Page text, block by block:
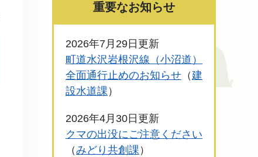
重要なお知らせ
2026年7月29日更新
町道水沢岩根沢線（小沼道）
全面通行止めのお知らせ
建
設水道課
2026年4月30日更新
クマの出没にご注意ください
みどり共創課